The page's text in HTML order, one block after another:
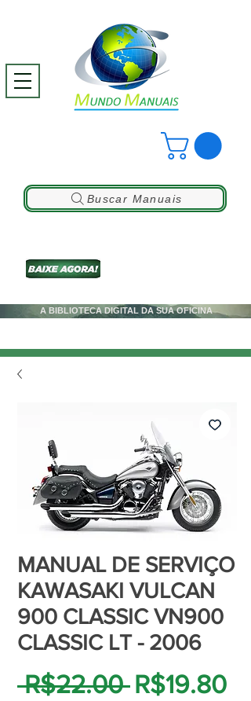
A BIBLIOTECA DIGITAL DA SUA OFICINA
Buscar Manuais
MANUAL DE SERVIÇO
KAWASAKI VULCAN
900 CLASSIC VN900
CLASSIC LT - 2006
R$22.00 Regular
R$19.80